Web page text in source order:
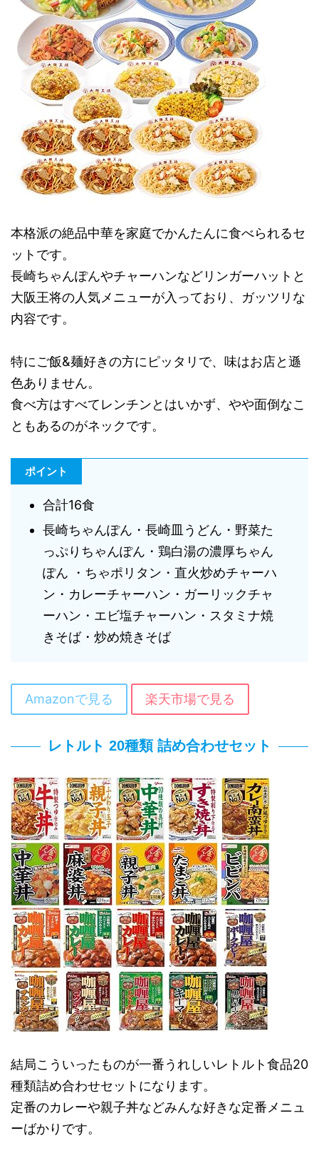
本格派の絶品中華を家庭でかんたんに食べられるセ
ットです。
長崎ちゃんぽんやチャーハンなどリンガーハットと
大阪王将の人気メニューが入っており、ガッツリな
内容です。
特にご飯&麺好きの方にピッタリで、味はお店と遜
色ありません。
食べ方はすべてレンチンとはいかず、やや面倒なこ
ともあるのがネックです。
ポイント
合計16食
長崎ちゃんぽん・長崎皿うどん・野菜た
っぷりちゃんぽん・鶏白湯の濃厚ちゃん
ぽん ・ちゃポリタン・直火炒めチャーハ
ン・カレーチャーハン・ガーリックチャ
ーハン・エビ塩チャーハン・スタミナ焼
きそば・炒め焼きそば
Amazonで見る 楽天市場で見る
レトルト 20種類 詰め合わせセット
結局こういったものが一番うれしいレトルト食品20
種類詰め合わせセットになります。
定番のカレーや親子丼などみんな好きな定番メニュ
ーばかりです。